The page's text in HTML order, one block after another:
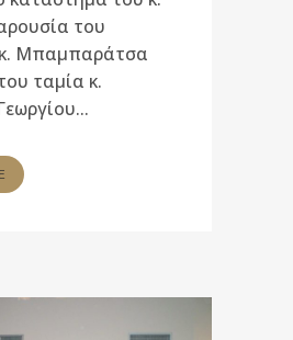
του
Μπαμπαράτσα
ταμία κ.